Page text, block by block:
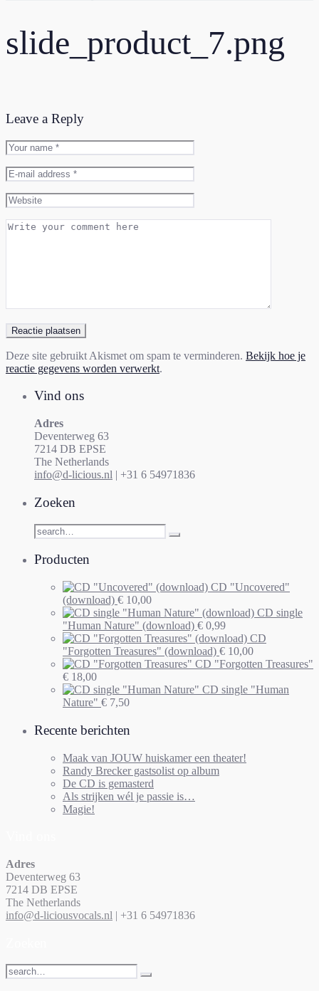
slide_product_7.png
Leave a Reply
Deze site gebruikt Akismet om spam te verminderen. Bekijk hoe je
reactie gegevens worden verwerkt.
Vind ons
Adres
Deventerweg 63
7214 DB EPSE
The Netherlands
info@d-licious.nl | +31 6 54971836
Zoeken
Producten
CD "Uncovered"
(download) € 10,00
CD single
"Human Nature" (download) € 0,99
CD
"Forgotten Treasures" (download) € 10,00
CD "Forgotten Treasures"
€ 18,00
CD single "Human
Nature" € 7,50
Recente berichten
Maak van JOUW huiskamer een theater!
Randy Brecker gastsolist op album
De CD is gemasterd
Als strijken wél je passie is…
Magie!
Adres
Deventerweg 63
7214 DB EPSE
The Netherlands
info@d-liciousvocals.nl | +31 6 54971836